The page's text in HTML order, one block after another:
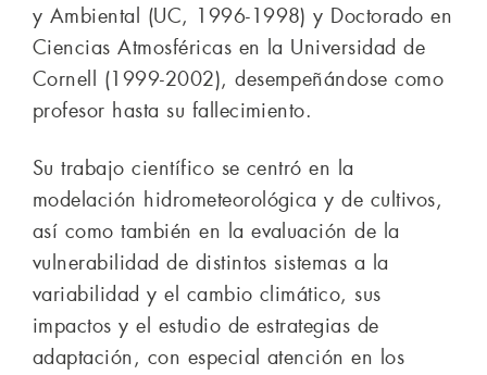
y Ambiental (UC, 1996-1998) y Doctorado en
Ciencias Atmosféricas en la Universidad de
Cornell (1999-2002), desempeñándose como
profesor hasta su fallecimiento.
Su trabajo científico se centró en la
modelación hidrometeorológica y de cultivos,
así como también en la evaluación de la
vulnerabilidad de distintos sistemas a la
variabilidad y el cambio climático, sus
impactos y el estudio de estrategias de
adaptación, con especial atención en los